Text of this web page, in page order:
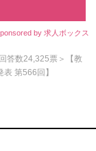
by 求人ボックス
答数24,325票＞【教
第566回】